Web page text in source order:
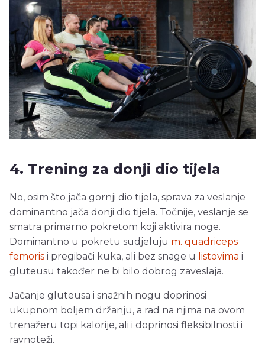
4. Trening za donji dio tijela
No, osim što jača gornji dio tijela, sprava za veslanje
dominantno jača donji dio tijela. Točnije, veslanje se
smatra primarno pokretom koji aktivira noge.
Dominantno u pokretu sudjeluju m. quadriceps
femoris i pregibači kuka, ali bez snage u listovima i
gluteusu također ne bi bilo dobrog zaveslaja.
Jačanje gluteusa i snažnih nogu doprinosi
ukupnom boljem držanju, a rad na njima na ovom
trenažeru topi kalorije, ali i doprinosi fleksibilnosti i
ravnoteži.